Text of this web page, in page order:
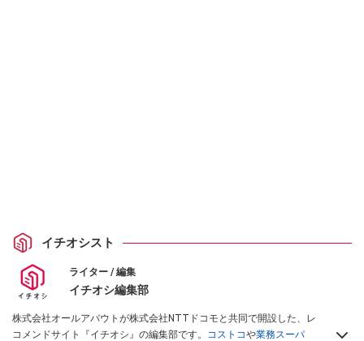
イチオシスト
ライター / 編集
イチオシ編集部
株式会社オールアバウトが株式会社NTTドコモと共同で開設した、レ
コメンドサイト『イチオシ』の編集部です。 コストコや業務スーパ